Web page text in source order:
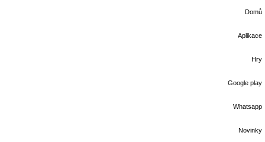
Domů
Aplikace
Hry
Google play
Whatsapp
Novinky